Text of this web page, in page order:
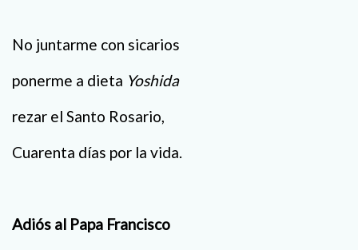
No juntarme con sicarios
ponerme a dieta Yoshida
rezar el Santo Rosario,
Cuarenta días por la vida.
Adiós al Papa Francisco